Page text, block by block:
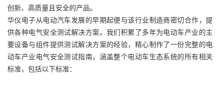
创新、高质量且安全的产品。
华仪电子从电动汽车发展的早期起便与该行业制造商密切合作，提
供各种电气安全测试解决方案。我们积累了多年为电动车产业的主
要设备与组件提供测试解决方案的经验，精心制作了一份完整的电
动车产业电气安全测试指南，涵盖整个电动车生态系统的所有相关
标准，包括以下标准：